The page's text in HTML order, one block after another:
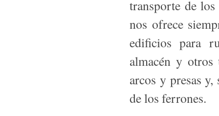
transporte de
nos ofrece
edificios para
almacén y otros
arcos y presas
de los ferrones.